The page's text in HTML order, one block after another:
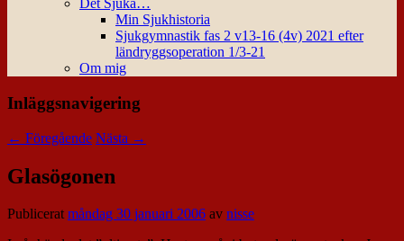
Det Sjuka…
Min Sjukhistoria
Sjukgymnastik fas 2 v13-16 (4v) 2021 efter
ländryggsoperation 1/3-21
Om mig
Inläggsnavigering
← Föregående Nästa →
Glasögonen
Publiceratmåndag 30 januari 2006 av nisse